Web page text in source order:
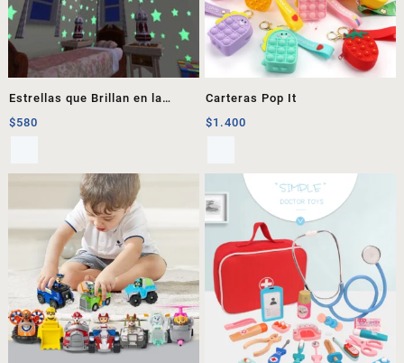
Estrellas que Brillan en la
Oscuridad
$580
Carteras Pop It
$1.400